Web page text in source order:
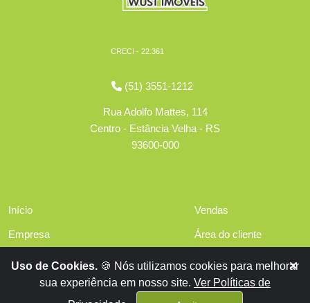
CRECI - 22.361
(51) 3551-1212
Rua Adolfo Mattes, 114
Centro - Estância Velha - RS
93600-000
Início
Empresa
Financiamentos
Vendas
Área do cliente
Contato
Uso de Cookies. 🍪 Nós utilizamos cookies para melhorar
sua experiência em nosso site. Ver Políticas de